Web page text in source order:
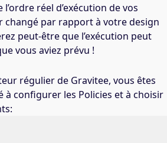
réel d’exécution de vos
changé par rapport à votre design
peut-être que l’exécution peut
vous aviez prévu !
régulier de Gravitee, vous êtes
configurer les Policies et à choisir